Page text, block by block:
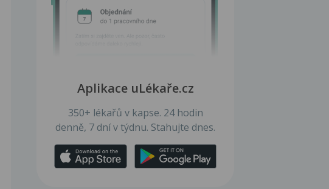
Aplikace uLékaře.cz
350+ lékařů v kapse. 24 hodin
denně, 7 dní v týdnu. Stahujte dnes.